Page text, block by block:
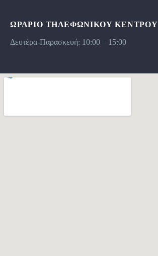
ΩΡΆΡΙΟ ΤΗΛΕΦΩΝΙΚΟΥ ΚΕΝΤΡΟΥ
Δευτέρα-Παρασκευή: 10:00 – 15:00